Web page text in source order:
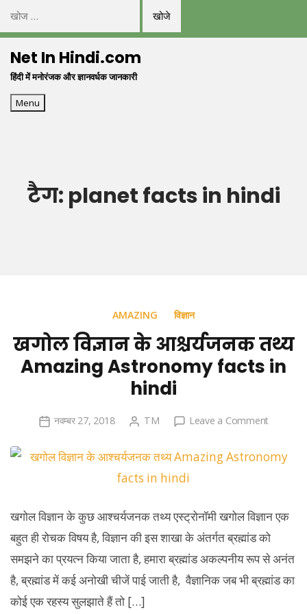
निम्न
को
खोजें:Net In Hindi.com
हिंदी में मनोरंजक और ज्ञानवर्धक जानकारी
Menu
टैग: planet facts in hindi
AMAZING विज्ञान
खगोल विज्ञान के आश्चर्यजनक तथ्य
Amazing Astronomy facts in
hindi
नवम्बर 27, 2018 TM Leave a Commenton
विज्ञान
Amazing
facts
in
खगोल विज्ञान के कुछ आश्चर्यजनक तथ्य एस्ट्रोनॉमी खगोल विज्ञान एक
बहुत ही रोचक विषय है, विज्ञान की इस शाखा के अंतर्गत ब्रह्मांड को
समझने का प्रयत्न किया जाता है, हमारा ब्रह्मांड अकल्पनीय रूप से अनंत
है, ब्रह्मांड में कई अनोखी चीजें पाई जाती है, वैज्ञानिक जब भी ब्रह्मांड का
कोई एक रहस्य सुलझाते हैं तो […]